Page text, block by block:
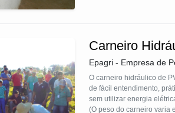
Carneiro
Epagri - Empresa de
O carneiro hidráulico de
de fácil entendimento,
sem utilizar energia
(O peso do carneiro varia entre 800 gramas e 5 kg). Para instalar,